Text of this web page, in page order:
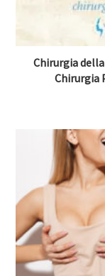
Chirurgia
Chirurgia